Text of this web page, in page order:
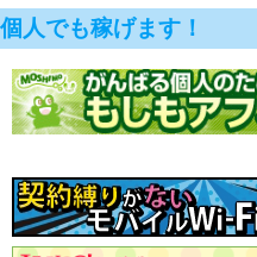
個人でも稼げます！